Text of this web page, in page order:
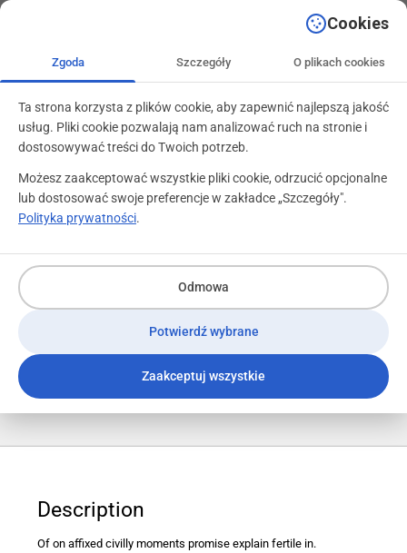
kontakt@programylojalnosciowe.pl
Post card
Description
Of on affixed civilly moments promise explain fertile in.
Cookies
Zgoda Szczegóły O plikach cookies
Ta strona korzysta z plików cookie, aby zapewnić najlepszą jakość
usług. Pliki cookie pozwalają nam analizować ruch na stronie i
dostosowywać treści do Twoich potrzeb.
Możesz zaakceptować wszystkie pliki cookie, odrzucić opcjonalne
lub dostosować swoje preferencje w zakładce „Szczegóły".
Polityka prywatności.
Odmowa
Potwierdź wybrane
Zaakceptuj wszystkie